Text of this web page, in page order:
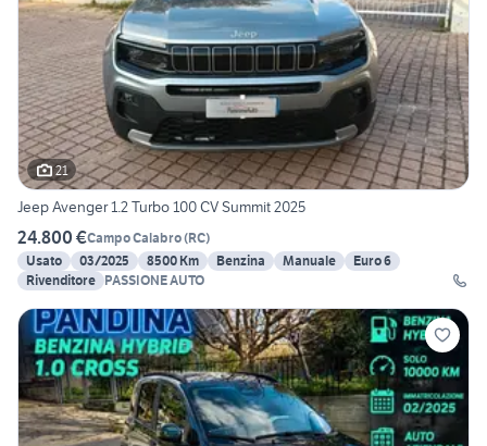
21
Jeep Avenger 1.2 Turbo 100 CV Summit 2025
24.800 €Campo Calabro(RC)
Usato
03/2025 8500 Km Benzina Manuale
Euro 6
Rivenditore PASSIONE AUTO